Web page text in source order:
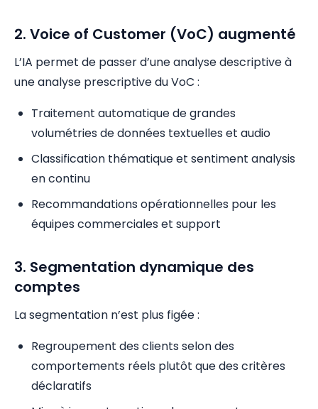
2. Voice of Customer (VoC) augmenté
L’IA permet de passer d’une analyse descriptive à
une analyse prescriptive du VoC :
Traitement automatique de grandes
volumétries de données textuelles et audio
Classification thématique et sentiment analysis
en continu
Recommandations opérationnelles pour les
équipes commerciales et support
3. Segmentation dynamique des
comptes
La segmentation n’est plus figée :
Regroupement des clients selon des
comportements réels plutôt que des critères
déclaratifs